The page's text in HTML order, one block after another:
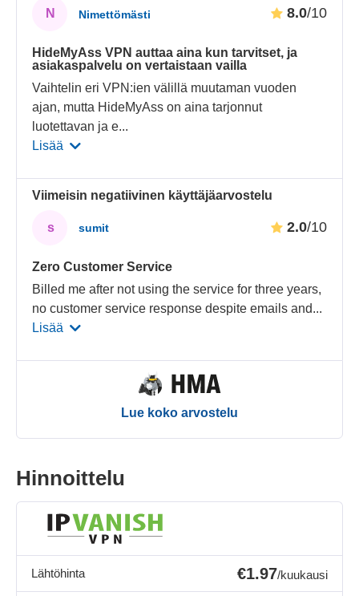
N Nimettömästi 8.0/10
HideMyAss VPN auttaa aina kun tarvitset, ja
asiakaspalvelu on vertaistaan vailla
Vaihtelin eri VPN:ien välillä muutaman vuoden
ajan, mutta HideMyAss on aina tarjonnut
luotettavan ja e...
Lisää
Viimeisin negatiivinen käyttäjäarvostelu
s sumit 2.0/10
Zero Customer Service
Billed me after not using the service for three years,
no customer service response despite emails and...
Lisää
Lue koko arvostelu
Hinnoittelu
Lähtöhinta €1.97/kuukausi